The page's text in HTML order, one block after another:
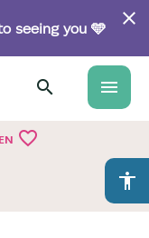
seeing you 🩵
menu
favorite_border
accessibility